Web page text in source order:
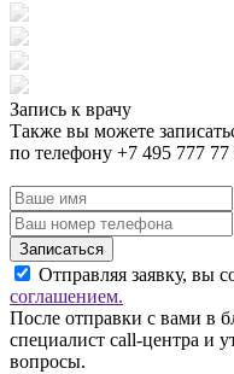
Запись к врачу
Также вы можете
по телефону +7 495 777 77
Записаться
Отправляя заявку, вы
соглашением.
После отправки с вами в
специалист call-центра и
вопросы.